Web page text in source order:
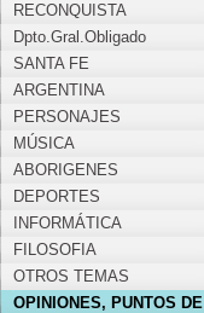
RECONQUISTA
Dpto.Gral.Obligado
SANTA FE
ARGENTINA
PERSONAJES
MÚSICA
ABORIGENES
DEPORTES
INFORMÁTICA
FILOSOFIA
OTROS TEMAS
OPINIONES, PUNTOS DE